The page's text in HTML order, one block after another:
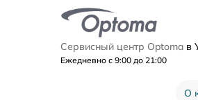
Сервисный центр Optoma в
Ежедневно с 9:00 до 21:00
О